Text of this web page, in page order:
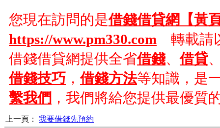
您現在訪問的是借錢借貸網【黃
https://www.pm330.com 轉載請
借錢借貸網提供全省借錢、借貸
借錢技巧 ，借錢方法等知識，是
繫我們 ，我們將給您提供最優質
上一頁： 我要借錢先預約